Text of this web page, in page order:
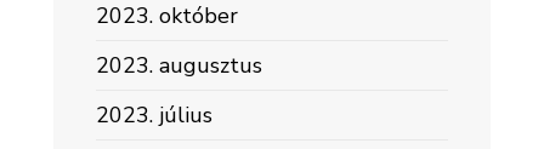
2023. október
2023. augusztus
2023. július